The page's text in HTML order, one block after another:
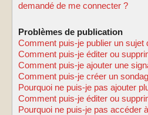
demandé de me connecter ?
Problèmes de publication
Comment puis-je publier un sujet
Comment puis-je éditer ou
Comment puis-je ajouter une
Comment puis-je créer un
Pourquoi ne puis-je pas ajouter
Comment puis-je éditer ou
Pourquoi ne puis-je pas accéder